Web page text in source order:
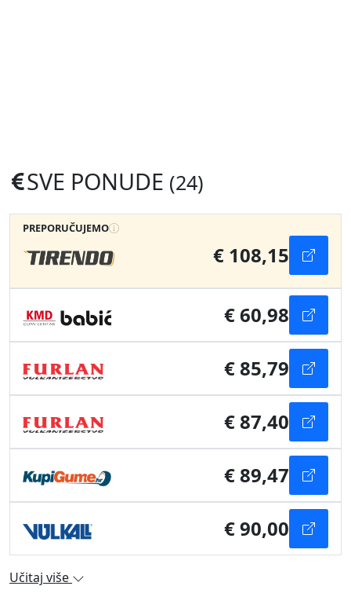
SVE PONUDE (24)
PREPORUČUJEMO
€ 108,15
€ 60,98
€ 85,79
€ 87,40
€ 89,47
€ 90,00
Učitaj više